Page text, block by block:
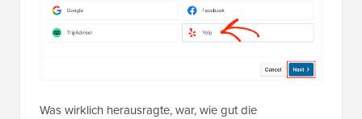
Was wirklich herausragte, war, wie gut die